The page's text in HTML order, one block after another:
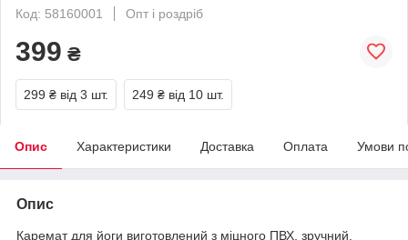
Код: 58160001
Опт і роздріб
399 ₴
299 ₴ від 3 шт. 249 ₴ від 10 шт.
Опис Характеристики Доставка Оплата Умови
Опис
Каремат для йоги виготовлений з міцного ПВХ, зручний,